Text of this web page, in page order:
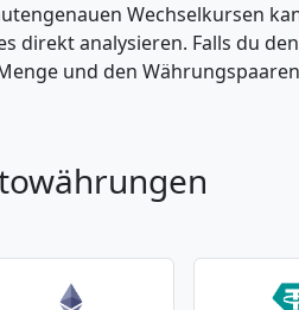
Wechselkursen
direkt analysieren. Falls du
und den